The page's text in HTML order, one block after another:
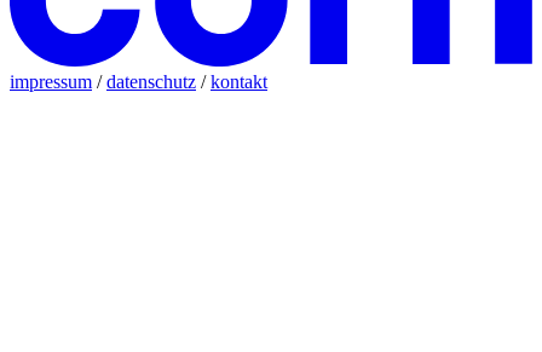
impressum /datenschutz /kontakt